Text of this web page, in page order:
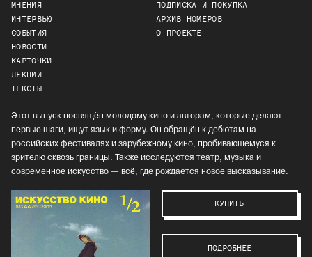
МНЕНИЯ
ИНТЕРВЬЮ
СОБЫТИЯ
НОВОСТИ
КАРТОЧКИ
ЛЕКЦИИ
ТЕКСТЫ
ПОДПИСКА И ПОКУПКА
АРХИВ НОМЕРОВ
О ПРОЕКТЕ
Этот выпуск посвящён молодому кино и авторам, которые делают
первые шаги, ищут язык и форму. Он обращён к дебютам на
российских фестивалях и зарубежному кино, пробивающемуся к
зрителю сквозь границы. Также исследуются театр, музыка и
современное искусство — всё, где рождается новое высказывание.
КУПИТЬ
ПОДРОБНЕЕ